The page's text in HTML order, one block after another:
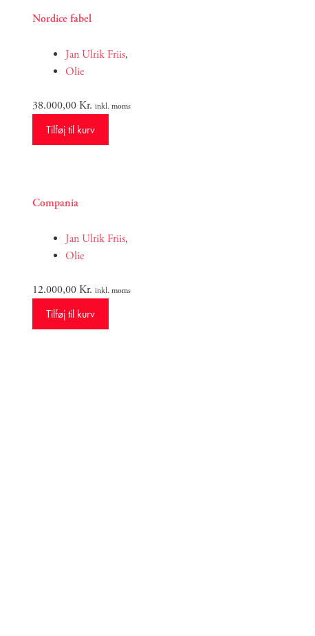
Nordice fabel
Jan Ulrik Friis,
Olie
38.000,00Kr. inkl. moms
Tilføj til kurv
Compania
Jan Ulrik Friis,
Olie
12.000,00Kr. inkl. moms
Tilføj til kurv